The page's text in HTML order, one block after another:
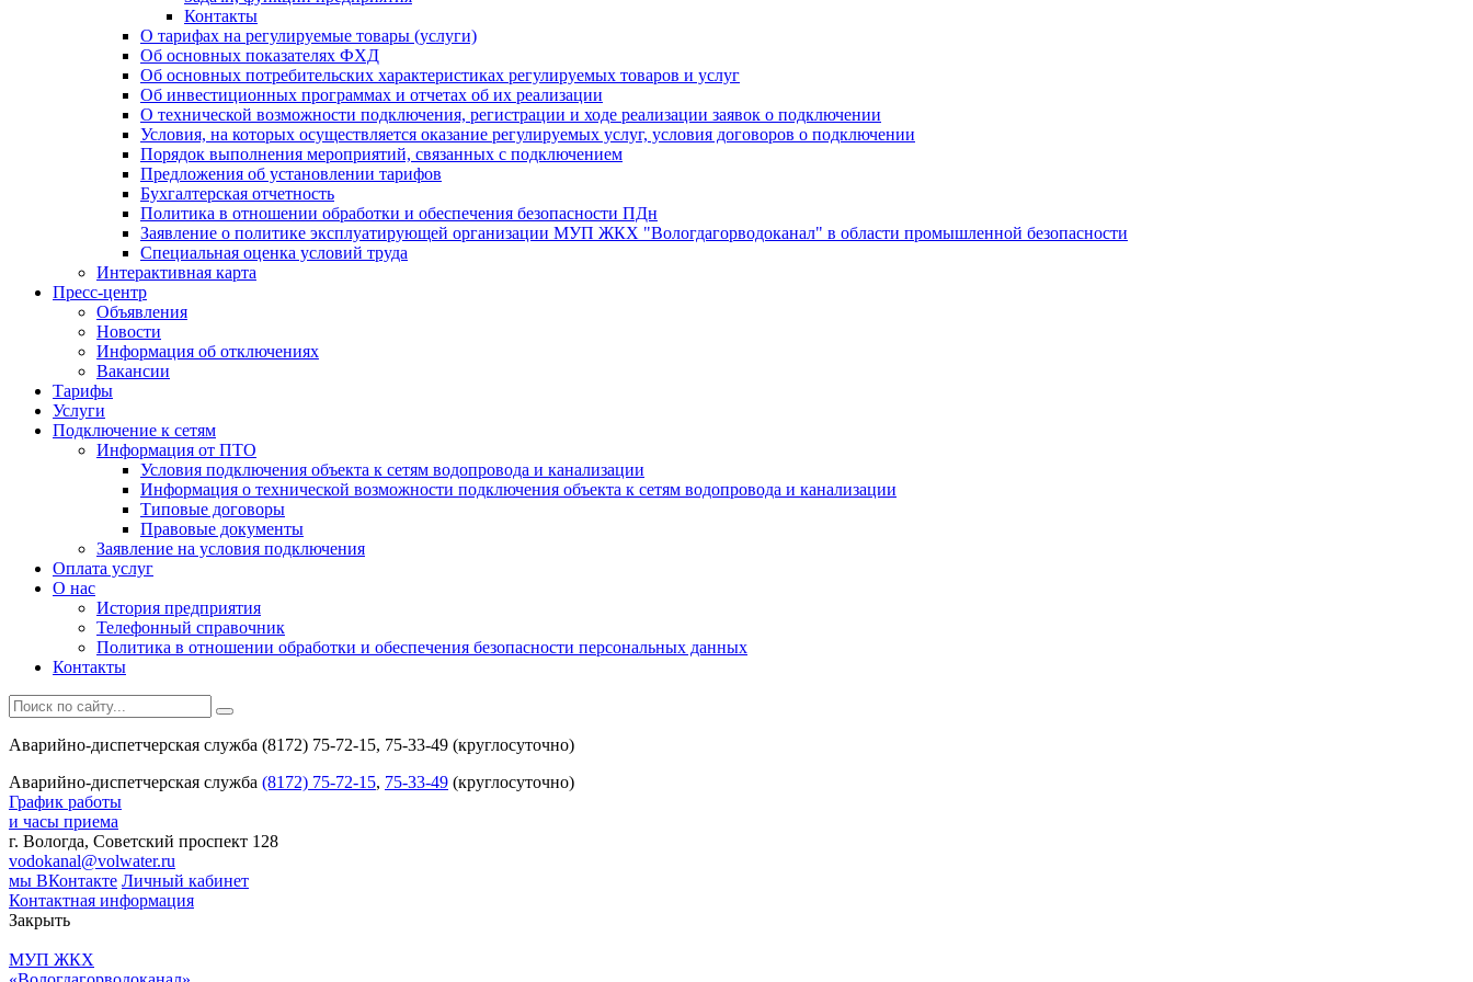
Контакты
О тарифах на регулируемые товары (услуги)
Об основных показателях ФХД
Об основных потребительских характеристиках регулируемых товаров и услуг
Об инвестиционных программах и отчетах об их реализации
О технической возможности подключения, регистрации и ходе реализации заявок о подключении
Условия, на которых осуществляется оказание регулируемых услуг, условия договоров о подключении
Порядок выполнения мероприятий, связанных с подключением
Предложения об установлении тарифов
Бухгалтерская отчетность
Политика в отношении обработки и обеспечения безопасности ПДн
Заявление о политике эксплуатирующей организации МУП ЖКХ "Вологдагорводоканал" в области промышленной безопасности
Специальная оценка условий труда
Интерактивная карта
Пресс-центр
Объявления
Новости
Информация об отключениях
Вакансии
Тарифы
Услуги
Подключение к сетям
Информация от ПТО
Условия подключения объекта к сетям водопровода и канализации
Информация о технической возможности подключения объекта к сетям водопровода и канализации
Типовые договоры
Правовые документы
Заявление на условия подключения
Оплата услуг
О нас
История предприятия
Телефонный справочник
Политика в отношении обработки и обеспечения безопасности персональных данных
Контакты
Аварийно-диспетчерская служба (8172) 75-72-15, 75-33-49 (круглосуточно)
Аварийно-диспетчерская служба (8172) 75-72-15, 75-33-49 (круглосуточно)
График работы
и часы приема
г. Вологда, Советский проспект 128
vodokanal@volwater.ru
мы ВКонтакте Личный кабинет
Контактная информация
Закрыть
МУП ЖКХ